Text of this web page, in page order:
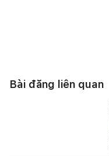
Bài đăng liên quan